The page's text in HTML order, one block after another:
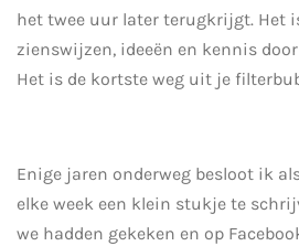
het twee uur later terugkrijgt. Het
zienswijzen, ideeën en kennis
Het is de kortste weg uit je
Enige jaren onderweg besloot ik
elke week een klein stukje te
we hadden gekeken en op